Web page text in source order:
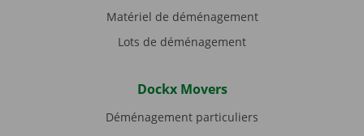
Matériel de déménagement
Lots de déménagement
Dockx Movers
Déménagement particuliers